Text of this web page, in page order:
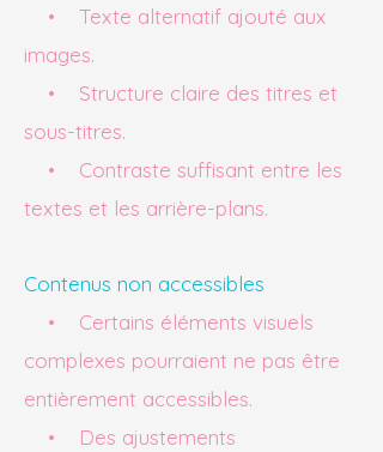
• Texte alternatif ajouté aux
images.
• Structure claire des titres et
sous-titres.
• Contraste suffisant entre les
textes et les arrière-plans.
Contenus non accessibles
• Certains éléments visuels
complexes pourraient ne pas être
entièrement accessibles.
• Des ajustements